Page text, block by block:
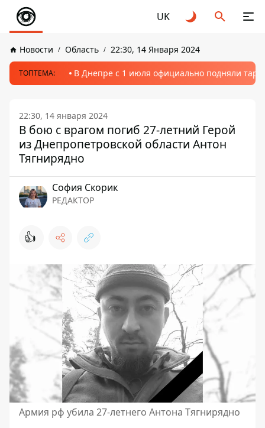
UK
Новости Область 22:30, 14 Января 2024
ТОПТЕМА: В Днепре с 1 июля официально подняли
22:30, 14 января 2024
В бою с врагом погиб 27-летний Герой
из Днепропетровской области Антон
Тягнирядно
София Скорик
РЕДАКТОР
👍
Армия рф убила 27-летнего Антона Тягнирядно